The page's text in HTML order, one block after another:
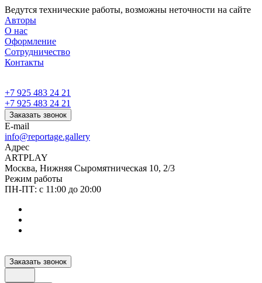
Ведутся технические работы, возможны неточности на сайте
Авторы
О нас
Оформление
Сотрудничество
Контакты
+7 925 483 24 21
+7 925 483 24 21
Заказать звонок
E-mail
info@reportage.gallery
Адрес
ARTPLAY
Москва, Нижняя Сыромятническая 10, 2/3
Режим работы
ПН-ПТ: с 11:00 до 20:00
Заказать звонок